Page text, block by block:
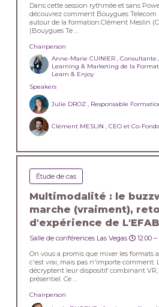
Dans cette session rythmée et sans
découvrez comment Bouygues Telecom
autour de la formation.Clément Meslin
(Bouygues Te ...
Chairperson
Anne-Marie CUINIER ,
Learning & Marketing de la
Learn & Enjoy
Speakers
Julie DROZ , Responsable
Clément MESLIN , CEO et Co-
Étude de cas
Multimodalité : le
marche (vraiment),
d'expérience de L'EFAB
Salle de conférences Las Vegas 12:00 –
On vous a promis que mixer les formats
c'est vrai, mais pas n'importe comment.
décryptent leur dispositif combinant VR,
présentiel. Ce ...
Chairperson